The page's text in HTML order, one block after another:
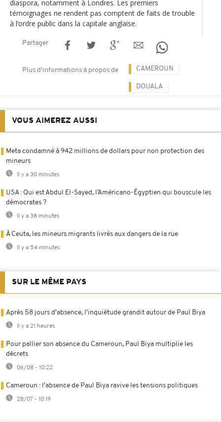
diaspora, notamment à Londres. Les premiers
témoignages ne rendent pas comptent de faits de trouble
à l’ordre public dans la capitale anglaise.
Partager
Plus d'informations à propos de CAMEROUN
DOUALA
VOUS AIMEREZ AUSSI
Meta condamné à 942 millions de dollars pour non protection des
mineurs
Il y a 30 minutes
USA : Qui est Abdul El-Sayed, l’Américano-Égyptien qui bouscule les
démocrates ?
Il y a 38 minutes
À Ceuta, les mineurs migrants livrés aux dangers de la rue
Il y a 54 minutes
SUR LE MÊME PAYS
Après 58 jours d'absence, l'inquiétude grandit autour de Paul Biya
Il y a 21 heures
Pour pallier son absence du Cameroun, Paul Biya multiplie les
décrets
06/08 - 10:22
Cameroun : l'absence de Paul Biya ravive les tensions politiques
28/07 - 10:19